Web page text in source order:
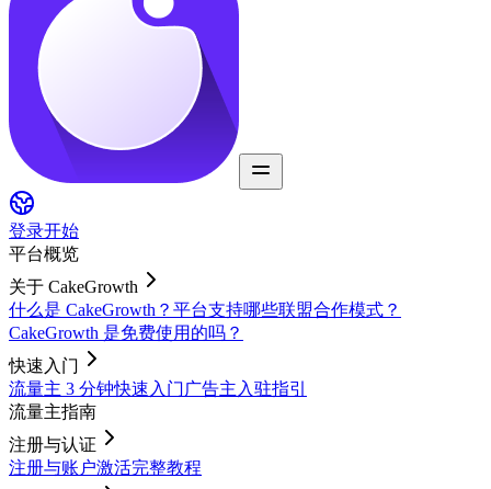
登录开始
平台概览
关于 CakeGrowth
什么是 CakeGrowth？ 平台支持哪些联盟合作模式？
CakeGrowth 是免费使用的吗？
快速入门
流量主 3 分钟快速入门 广告主入驻指引
流量主指南
注册与认证
注册与账户激活完整教程